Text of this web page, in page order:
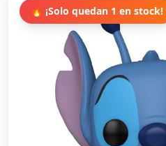
🔥 ¡Solo quedan 1 en stock!